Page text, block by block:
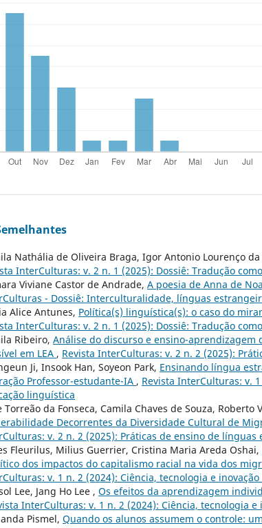
Nathália de Oliveira Braga, Igor Antonio Lourenço da
InterCulturas: v. 2 n. 1 (2025): Dossiê: Tradução
Viviane Castor de Andrade, A poesia de Anna de
- Dossiê: Interculturalidade, línguas
Alice Antunes, Política(s) linguística(s): o caso do
InterCulturas: v. 2 n. 1 (2025): Dossiê: Tradução
Ribeiro, Análise do discurso e ensino-
em LEA , Revista InterCulturas: v. 2 n. 2 (2025):
Ji, Insook Han, Soyeon Park, Ensinando língua
Professor-estudante-IA , Revista InterCulturas: v.
linguística
Torreão da Fonseca, Camila Chaves de Souza, Roberto
Decorrentes da Diversidade Cultural de
v. 2 n. 2 (2025): Práticas de ensino de
Fleurilus, Milius Guerrier, Cristina Maria Areda Oshai,
dos impactos do capitalismo racial na vida dos
v. 1 n. 2 (2024): Ciência, tecnologia e
Lee, Jang Ho Lee , Os efeitos da aprendizagem
InterCulturas: v. 1 n. 2 (2024): Ciência, tecnologia
Pismel, Quando os alunos assumem o controle: